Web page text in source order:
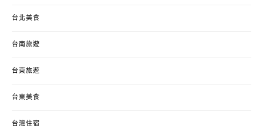
台北美食
台南旅遊
台東旅遊
台東美食
台灣住宿